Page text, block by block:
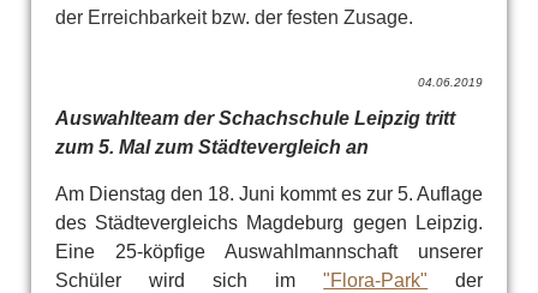
der Erreichbarkeit bzw. der festen Zusage.
04.06.2019
Auswahlteam der Schachschule Leipzig tritt
zum 5. Mal zum Städtevergleich an
Am Dienstag den 18. Juni kommt es zur 5. Auflage
des Städtevergleichs Magdeburg gegen Leipzig.
Eine 25-köpfige Auswahlmannschaft unserer
Schüler wird sich im"Flora-Park" der